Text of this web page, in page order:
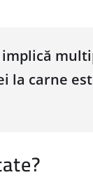
implică
la carne